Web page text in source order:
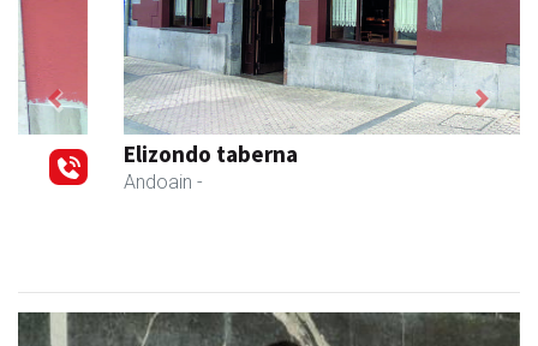
Elizondo taberna
Andoain
Previous Next